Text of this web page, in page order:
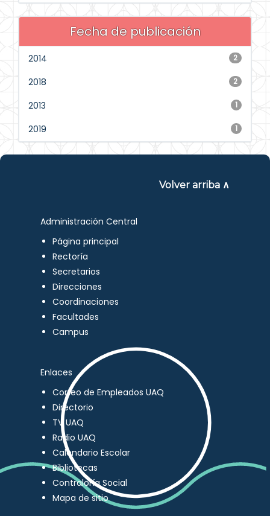
Fecha de publicación
2
2014
2
2018
1
2013
1
2019
Volver arriba ∧
Administración Central
Página principal
Rectoría
Secretarios
Direcciones
Coordinaciones
Facultades
Campus
Enlaces
Correo de Empleados UAQ
Directorio
TV UAQ
Radio UAQ
Calendario Escolar
Bibliotecas
Contraloría Social
Mapa de sitio